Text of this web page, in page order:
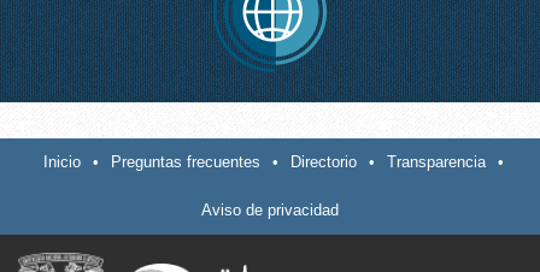
Inicio • Preguntas frecuentes • Directorio • Transparencia •
Aviso de privacidad